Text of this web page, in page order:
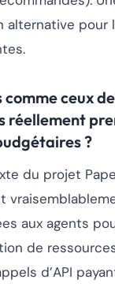
alternative pour
comme ceux
réellement
?
du projet
aux agents
de
d’API